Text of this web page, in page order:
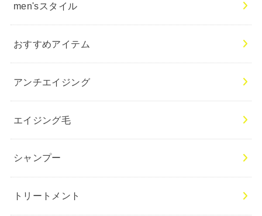
men'sスタイル
おすすめアイテム
アンチエイジング
エイジング毛
シャンプー
トリートメント